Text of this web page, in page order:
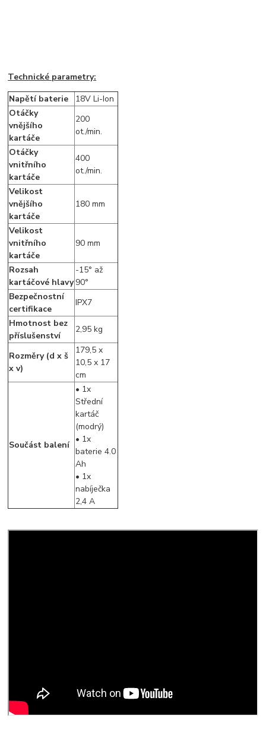
Technické parametry:
Napětí baterie
18V Li-Ion
Otáčky
vnějšího
kartáče
200
ot./min.
Otáčky
vnitřního
kartáče
400
ot./min.
Velikost
vnějšího
kartáče
180 mm
Velikost
vnitřního
kartáče
90 mm
Rozsah
kartáčové hlavy
-15° až
90°
Bezpečnostní
certifikace
IPX7
Hmotnost bez
příslušenství
2,95 kg
Rozměry (d x š
x v)
179,5 x
10,5 x 17
cm
Součást balení
• 1x
Střední
kartáč
(modrý)
• 1x
baterie 4.0
Ah
• 1x
nabíječka
2,4 A